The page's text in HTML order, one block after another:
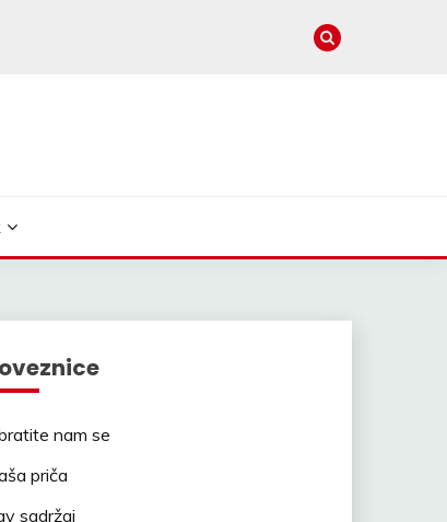
nam se
priča
sadržaj